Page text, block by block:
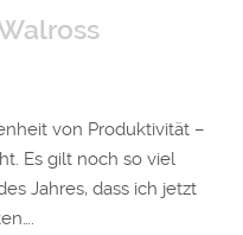
von Produktivität –
Es gilt noch so viel
Jahres, dass ich jetzt